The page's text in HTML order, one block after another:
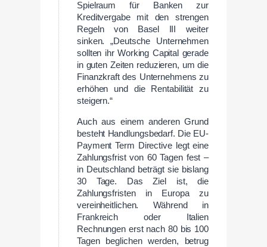
Spielraum für Banken zur
Kreditvergabe mit den strengen
Regeln von Basel III weiter
sinken. „Deutsche Unternehmen
sollten ihr Working Capital gerade
in guten Zeiten reduzieren, um die
Finanzkraft des Unternehmens zu
erhöhen und die Rentabilität zu
steigern.“
Auch aus einem anderen Grund
besteht Handlungsbedarf. Die EU-
Payment Term Directive legt eine
Zahlungsfrist von 60 Tagen fest –
in Deutschland beträgt sie bislang
30 Tage. Das Ziel ist, die
Zahlungsfristen in Europa zu
vereinheitlichen. Während in
Frankreich oder Italien
Rechnungen erst nach 80 bis 100
Tagen beglichen werden, betrug